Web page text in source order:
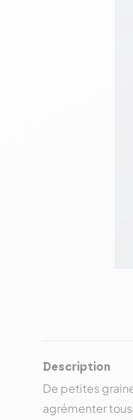
Description
De petites
agrémenter